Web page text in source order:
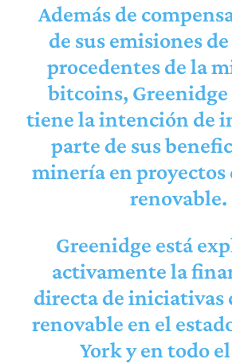
Además de
de sus emisiones
procedentes de la
bitcoins,
tiene la intención de
parte de sus
minería en proyectos
renovable.
Greenidge está
activamente la
directa de iniciativas
renovable en el
York y en todo